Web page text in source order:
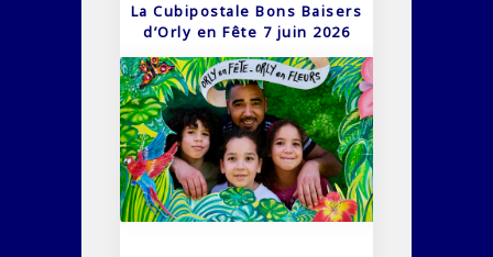
La Cubipostale Bons Baisers
d’Orly en Fête 7 juin 2026